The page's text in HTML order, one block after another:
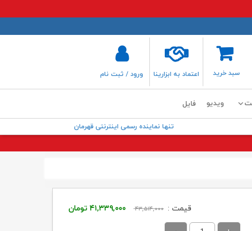
سبد خرید اعتماد به ابزارینا ورود / ثبت نام
ویدیو فایل
تنها نماینده رسمی اینترنتی قهرمان
قیمت : ۴۳,۵۱۴,۰۰۰
قیمت
۴۱,۳۳۹,۰۰۰ تومان